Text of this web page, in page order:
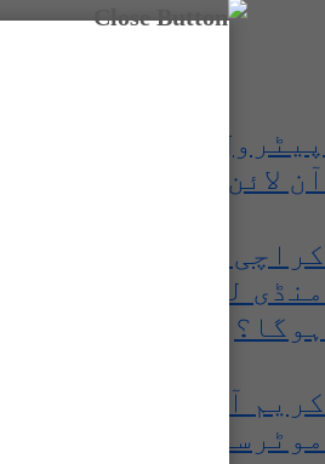
آن لائن رجسٹریشن کا
کراچی میں ایشیا کی
منڈی لگنے کو تیار،
ہوگا؟
کریم آباد میں ٹریلر